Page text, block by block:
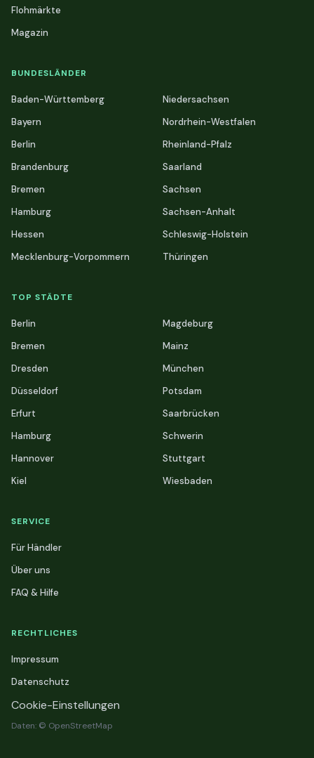
Flohmärkte
Magazin
BUNDESLÄNDER
Baden-Württemberg
Bayern
Berlin
Brandenburg
Bremen
Hamburg
Hessen
Mecklenburg-Vorpommern
Niedersachsen
Nordrhein-Westfalen
Rheinland-Pfalz
Saarland
Sachsen
Sachsen-Anhalt
Schleswig-Holstein
Thüringen
TOP STÄDTE
Berlin
Bremen
Dresden
Düsseldorf
Erfurt
Hamburg
Hannover
Kiel
Magdeburg
Mainz
München
Potsdam
Saarbrücken
Schwerin
Stuttgart
Wiesbaden
SERVICE
Für Händler
Über uns
FAQ & Hilfe
RECHTLICHES
Impressum
Datenschutz
Cookie-Einstellungen
Daten: © OpenStreetMap